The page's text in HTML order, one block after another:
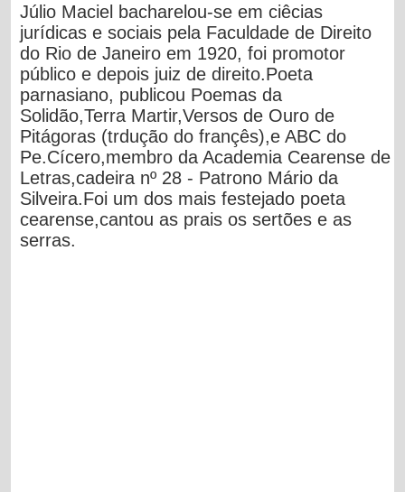
Júlio Maciel bacharelou-se em ciêcias
jurídicas e sociais pela Faculdade de Direito
do Rio de Janeiro em 1920, foi promotor
público e depois juiz de direito.Poeta
parnasiano, publicou Poemas da
Solidão,Terra Martir,Versos de Ouro de
Pitágoras (trdução do françês),e ABC do
Pe.Cícero,membro da Academia Cearense de
Letras,cadeira nº 28 - Patrono Mário da
Silveira.Foi um dos mais festejado poeta
cearense,cantou as prais os sertões e as
serras.